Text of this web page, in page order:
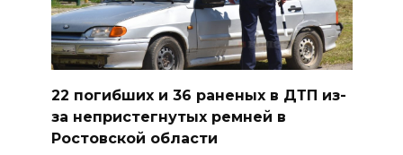
22 погибших и 36 раненых в ДТП из-
за непристегнутых ремней в
Ростовской области